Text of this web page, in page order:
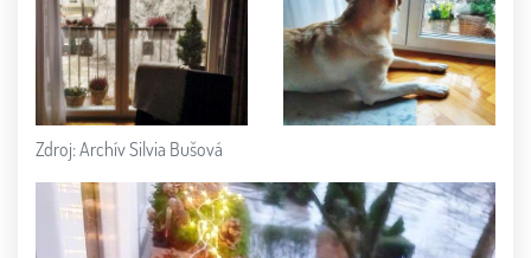
Zdroj: Archív Silvia Bušová